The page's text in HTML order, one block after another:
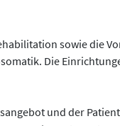
sowie die
Die
und der